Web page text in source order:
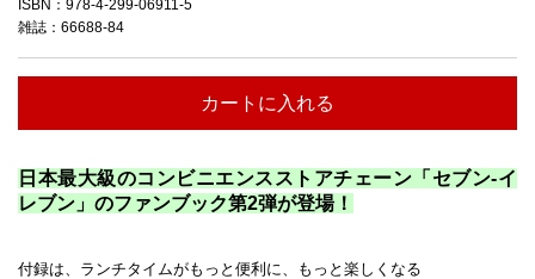
ISBN：978-4-299-06911-5
雑誌：66688-84
カートに入れる
日本最大級のコンビニエンスストアチェーン「セブン‐イ
レブン」のファンブック第2弾が登場！
付録は、ランチタイムがもっと便利に、もっと楽しくなる